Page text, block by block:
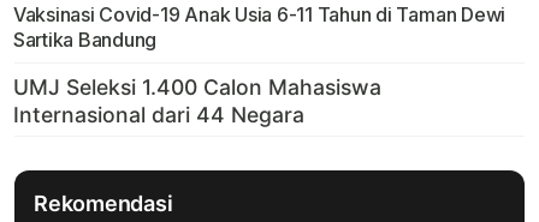
Vaksinasi Covid-19 Anak Usia 6-11 Tahun di Taman Dewi
Sartika Bandung
Rekomendasi